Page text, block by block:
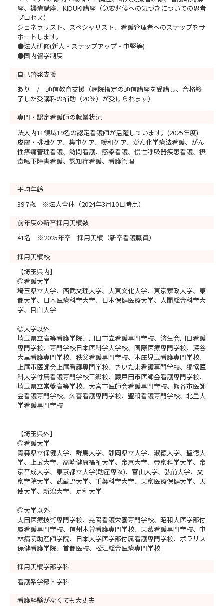
座、褥瘡講座、KIDUKI講座（急変兆候への気づきについての思考
プロセス）
ジェネラリスト、スペシャリスト、看護管理者へのステップをサ
ポートします。
●法人研修(新人・ステップアップ・中堅等)
●国内留学制度
自己啓発支援
あり / 通信教育支援（病院指定の通信講座を受講し、合格終
了した受講料の補助（20％）が受けられます）
専門・認定看護師の就業状況
法人内11領域19名の認定看護師が活躍しています。(2025年度)
皮膚・排泄ケア、集中ケア、緩和ケア、がん化学療法看護、がん
性疼痛管理看護、訪問看護、感染看護、慢性呼吸器疾患看護、摂
食嚥下障害看護、認知症看護、看護管理
平均年齢
39.7歳 ※法人全体（2024年3月10日時点）
前年度の新卒採用実績数
41名 ※2025年卒 採用実績（新卒看護職員）
採用実績校
【埼玉県内】
◎看護大学
埼玉県立大学、西武文理大学、大東文化大学、東京家政大学、東
都大学、日本医療科学大学、日本保健医療大学、人間総合科学大
学、目白大学
◎大学以外
埼玉県立高等看護学院、川口市立看護専門学校、済生会川口看護
専門学校、専門学校日本医科学大学校、国際医療専門学校、深谷
大里看護専門学校、秩父看護専門学校、本庄児玉看護専門学校、
上尾市医師会上尾看護専門学校、さいたま看護専門学校、獨協医
科大学付属看護専門学校三郷校、蕨戸田市医師会看護専門学校、
埼玉県立常盤高等学校、大宮市医師会看護専門学校、熊谷市医師
会看護専門学校、久喜看護専門学校、聖和看護専門学校、北里大
学看護専門学校
【埼玉県外】
◎看護大学
青森県立保健大学、群馬大学、静岡県立大学、淑徳大学、聖徳大
学、上武大学、高崎健康福祉大学、帝京大学、帝京科学大学、帝
京平成大学、東京都立大学(助産専攻)、富山大学、弘前大学、文
京学院大学、武蔵野大学、千葉科学大学、東京医療保健大学、天
使大学、新潟大学、足利大学
◎大学以外
太田医療技術専門学校、晃陽看護栄養専門学校、昭和大医学部付
属看護専門学校、信州木曽看護専門学校、東葛看護専門学校、中
林病院助産師学院、日本大学医学部付属看護専門学校、ポラリス
保健看護学院、首都医校、松江総合医療専門学校
採用実績学部学科
看護系学部・学科
看護経験がなくても大丈夫